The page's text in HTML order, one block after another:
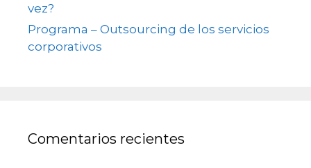
vez?
Programa – Outsourcing de los servicios
corporativos
Comentarios recientes